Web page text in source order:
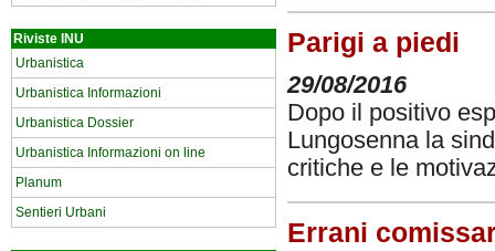
Riviste INU
Urbanistica
Urbanistica Informazioni
Urbanistica Dossier
Urbanistica Informazioni on line
Planum
Sentieri Urbani
Parigi a piedi
29/08/2016
Dopo il positivo
Lungosenna la
critiche e le
Errani